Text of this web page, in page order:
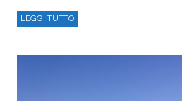
LEGGI TUTTO